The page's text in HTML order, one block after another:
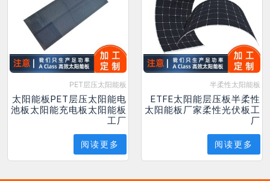
PET层压太阳能板
太阳能板PET层压太阳能电
池板太阳能充电板太阳能板
工厂
阅读更多
半柔性太阳能板
ETFE太阳能层压板半柔性
太阳能板厂家柔性光伏板工
厂
阅读更多